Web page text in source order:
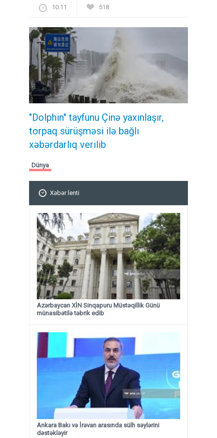
10:11 518
"Dolphin" tayfunu Çinə yaxınlaşır,
torpaq sürüşməsi ilə bağlı
xəbərdarlıq verilib
Dünya
Xəbər lenti
Azərbaycan XİN Sinqapuru Müstəqillik Günü
münasibətilə təbrik edib
Ankara Bakı və İrəvan arasında sülh səylərini
dəstəkləyir